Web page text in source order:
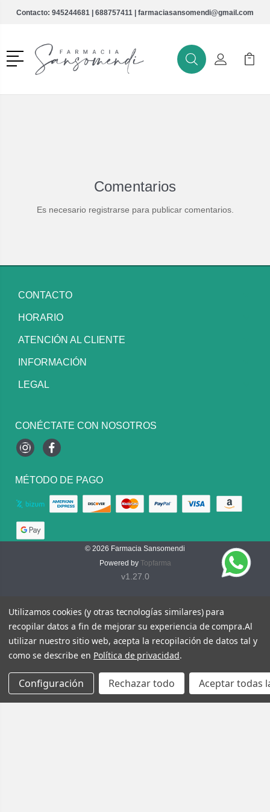
Contacto: 945244681 | 688757411 | farmaciasansomendi@gmail.com
Menú
BuscarMi Cuenta
Mi
Comentarios
Es necesario registrarse para publicar comentarios.
CONTACTO
HORARIO
ATENCIÓN AL CLIENTE
INFORMACIÓN
LEGAL
CONÉCTATE CON NOSOTROS
InstagramFacebook
MÉTODO DE PAGO
© 2026 Farmacia Sansomendi
Powered by Topfarma
v1.27.0
Utilizamos cookies (y otras tecnologías similares) para
recopilar datos a fin de mejorar su experiencia de compra.Al
utilizar nuestro sitio web, acepta la recopilación de datos tal y
como se describe en Política de privacidad.
Configuración Rechazar todo Aceptar todas